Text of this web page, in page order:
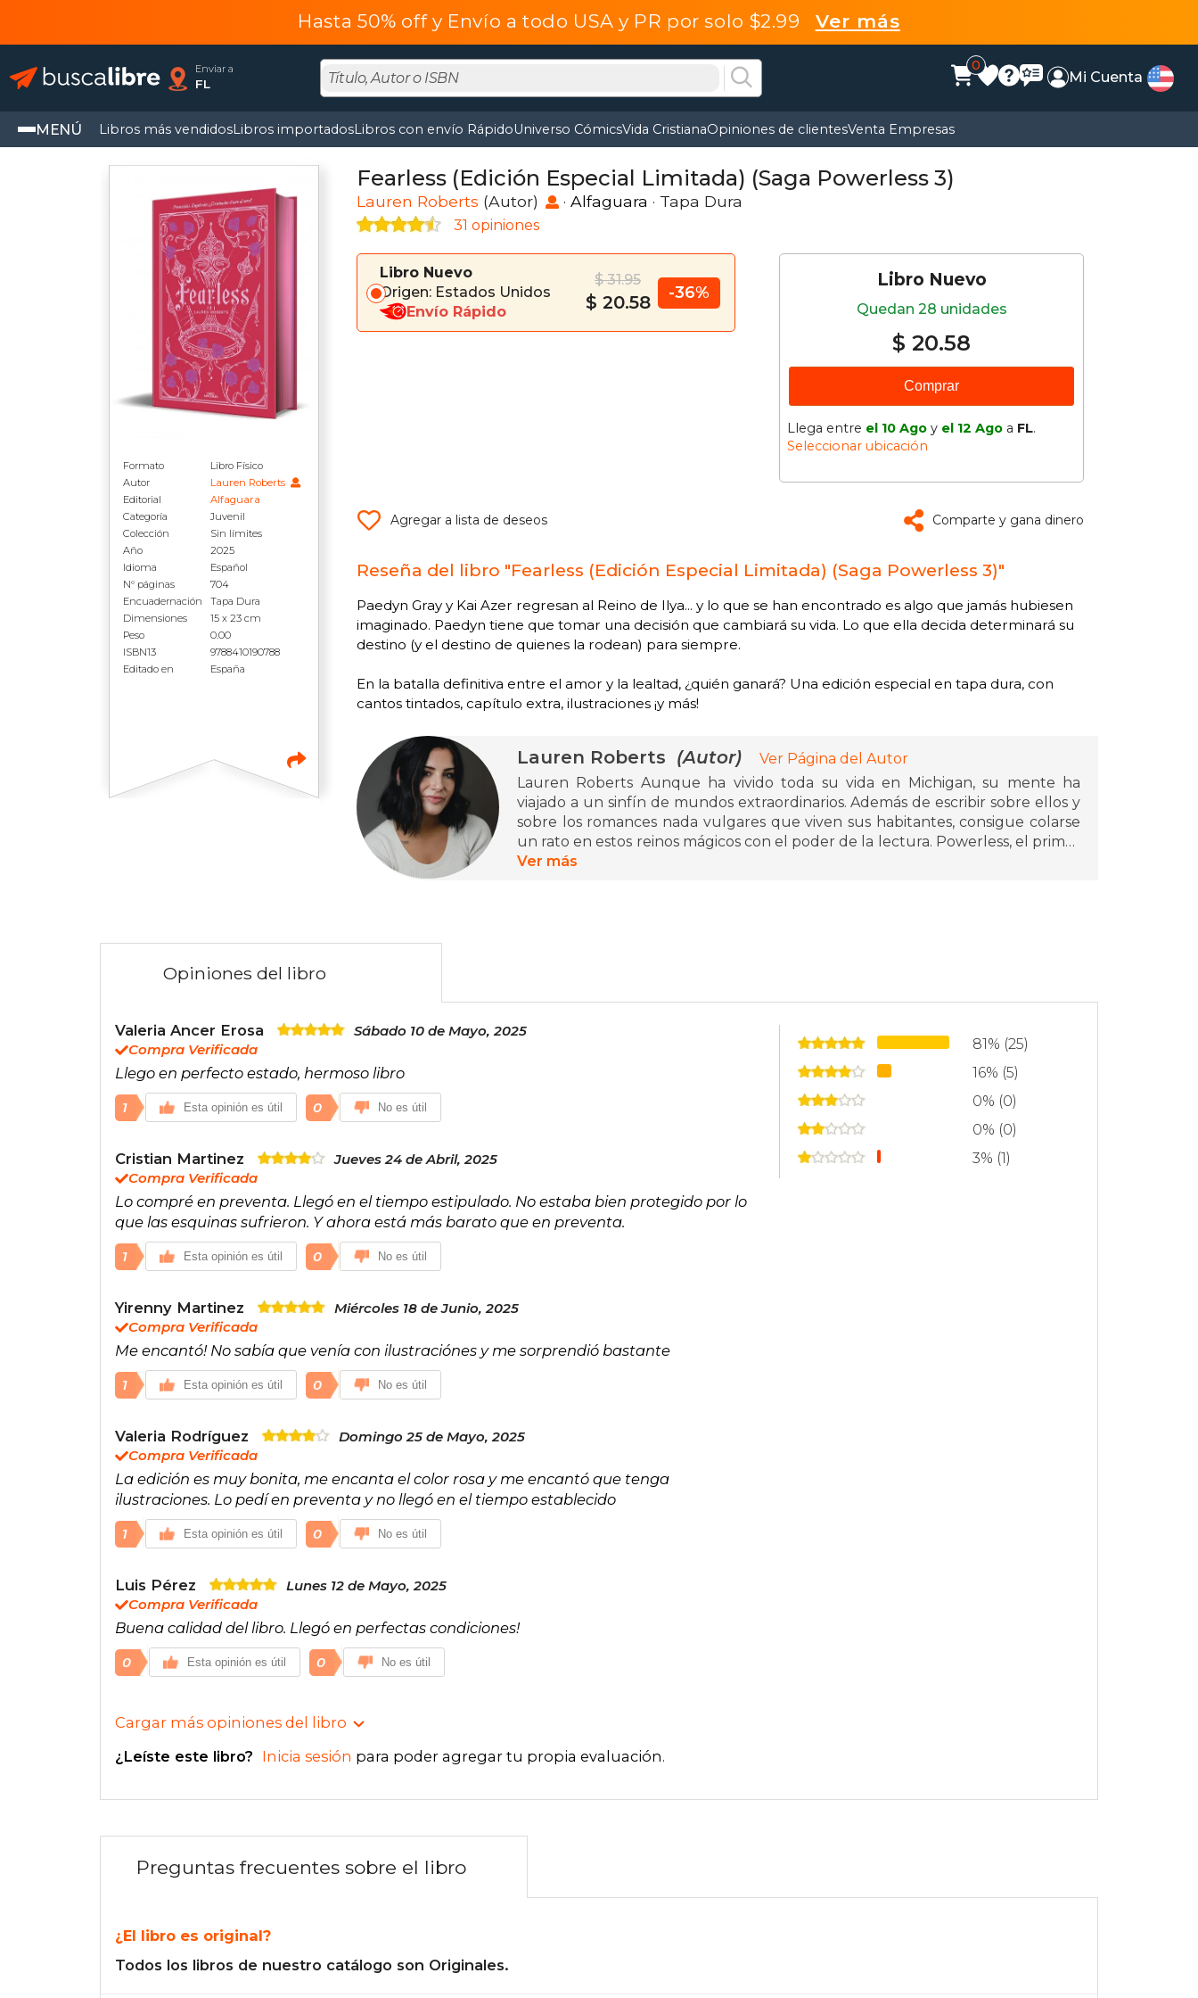
Hasta 50% off y Envío a todo USA y PR por solo $2.99 Ver más
Enviar a
FL
0
Mi Cuenta
MENÚ Libros más vendidosLibros importadosLibros con envío RápidoUniverso CómicsVida CristianaOpiniones de clientesVenta Empresas
Formato
Libro Físico
Autor
Lauren Roberts
Editorial
Alfaguara
Categoría
Juvenil
Colección
Sin límites
Año
2025
Idioma
Español
N° páginas
704
Encuadernación
Tapa Dura
Dimensiones
15 x 23 cm
Peso
0.00
ISBN13
9788410190788
Editado en
España
Fearless (Edición Especial Limitada) (Saga Powerless 3)
Lauren Roberts (Autor) · Alfaguara · Tapa Dura
31 opiniones
Libro Nuevo
Origen: Estados Unidos
Envío Rápido
$ 31.95
$ 20.58 -36%
Libro Nuevo
Quedan 28 unidades
$ 20.58
Comprar
Llega entre el 10 Ago y el 12 Ago a FL.
Seleccionar ubicación
Agregar a lista de deseos Comparte y gana dinero
Reseña del libro "Fearless (Edición Especial Limitada) (Saga Powerless 3)"
Paedyn Gray y Kai Azer regresan al Reino de Ilya... y lo que se han encontrado es algo que jamás hubiesen
imaginado. Paedyn tiene que tomar una decisión que cambiará su vida. Lo que ella decida determinará su
destino (y el destino de quienes la rodean) para siempre.
En la batalla definitiva entre el amor y la lealtad, ¿quién ganará? Una edición especial en tapa dura, con
cantos tintados, capítulo extra, ilustraciones ¡y más!
Lauren Roberts (Autor)
Ver Página del Autor
Lauren Roberts Aunque ha vivido toda su vida en Michigan, su mente ha
viajado a un sinfín de mundos extraordinarios. Además de escribir sobre ellos y
sobre los romances nada vulgares que viven sus habitantes, consigue colarse
un rato en estos reinos mágicos con el poder de la lectura. Powerless, el primer
libro de una trilogía, marca su debut como escritora, el cual ha causado gran
Ver más
Opiniones del libro
Valeria Ancer Erosa
Sábado 10 de Mayo, 2025
Compra Verificada
Llego en perfecto estado, hermoso libro
1 Esta opinión es útil 0 No es útil
Cristian Martinez
Jueves 24 de Abril, 2025
Compra Verificada
Lo compré en preventa. Llegó en el tiempo estipulado. No estaba bien protegido por lo
que las esquinas sufrieron. Y ahora está más barato que en preventa.
1 Esta opinión es útil 0 No es útil
Yirenny Martinez
Miércoles 18 de Junio, 2025
Compra Verificada
Me encantó! No sabía que venía con ilustraciónes y me sorprendió bastante
1 Esta opinión es útil 0 No es útil
Valeria Rodríguez
Domingo 25 de Mayo, 2025
Compra Verificada
La edición es muy bonita, me encanta el color rosa y me encantó que tenga
ilustraciones. Lo pedí en preventa y no llegó en el tiempo establecido
1 Esta opinión es útil 0 No es útil
Luis Pérez
Lunes 12 de Mayo, 2025
Compra Verificada
Buena calidad del libro. Llegó en perfectas condiciones!
0 Esta opinión es útil 0 No es útil
Cargar más opiniones del libro
¿Leíste este libro? Inicia sesión para poder agregar tu propia evaluación.
81% (25)
16% (5)
0% (0)
0% (0)
3% (1)
Preguntas frecuentes sobre el libro
¿El libro es original?
Todos los libros de nuestro catálogo son Originales.